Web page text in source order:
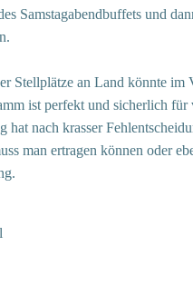
Samstagabendbuffets und
Stellplätze an Land könnte im
ist perfekt und sicherlich
hat nach krasser
man ertragen können oder